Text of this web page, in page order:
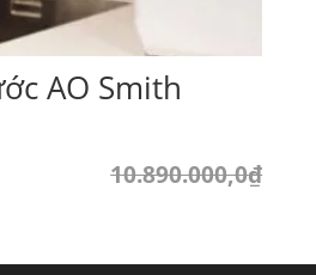
AO Smith
10.890.000,0₫